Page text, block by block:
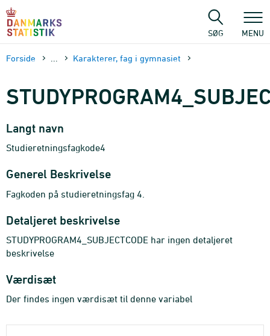
sidens
SØG MENU
Forside Karakterer, fag i gymnasiet
Langt navn
Studieretningsfagkode4
Generel Beskrivelse
Fagkoden på studieretningsfag 4.
Detaljeret beskrivelse
STUDYPROGRAM4_SUBJECTCODE har ingen detaljeret
beskrivelse
Værdisæt
Der findes ingen værdisæt til denne variabel